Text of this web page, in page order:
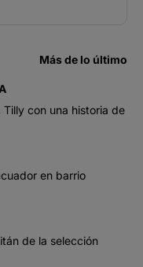
Más de lo último
Tilly con una historia de
en barrio
de la selección